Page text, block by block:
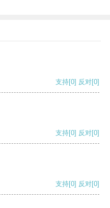
支持[0] 反对[0]
支持[0] 反对[0]
支持[0] 反对[0]